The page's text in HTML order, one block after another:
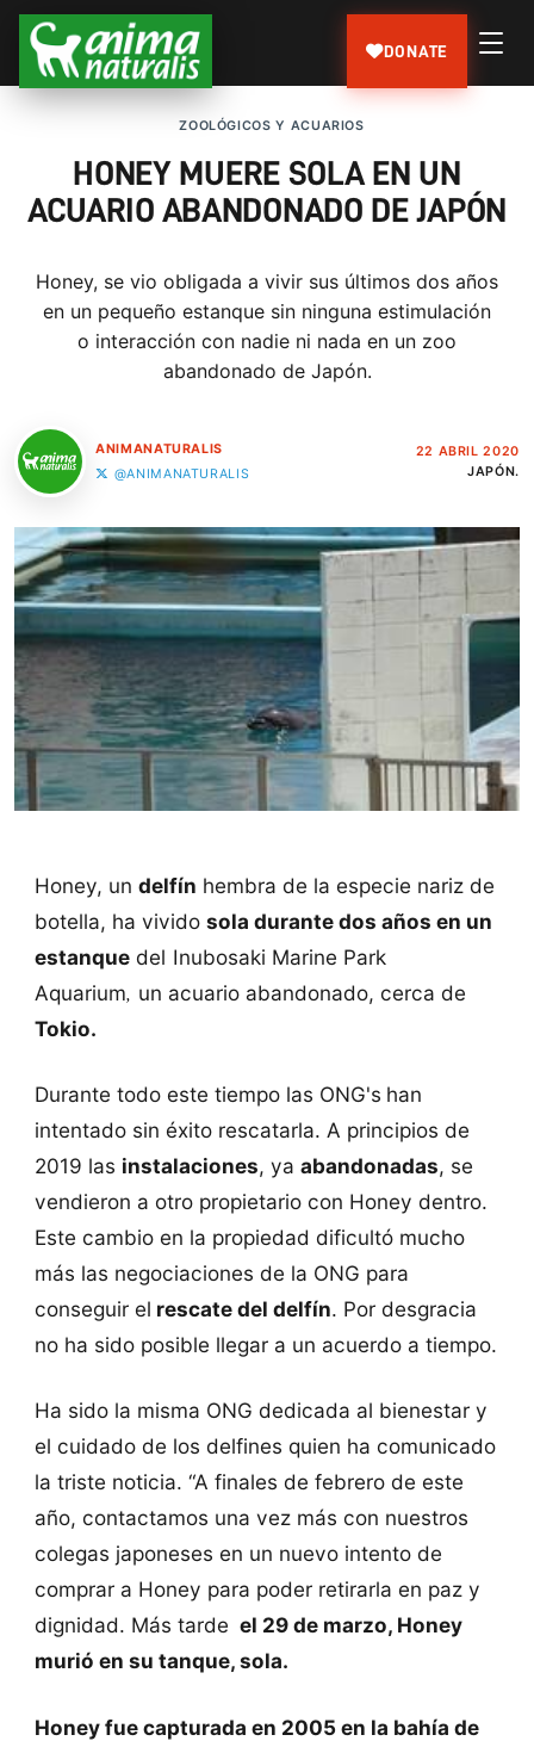
DONATE
ZOOLÓGICOS Y ACUARIOS
HONEY MUERE SOLA EN UN
ACUARIO ABANDONADO DE JAPÓN
Honey, se vio obligada a vivir sus últimos dos años
en un pequeño estanque sin ninguna estimulación
o interacción con nadie ni nada en un zoo
abandonado de Japón.
ANIMANATURALIS
@ANIMANATURALIS
22 ABRIL 2020
JAPÓN.
Honey, un delfín hembra de la especie nariz de
botella, ha vivido sola durante dos años en un
estanquedel Inubosaki Marine Park
Aquarium, un acuario abandonado, cerca de
Tokio.
Durante todo este tiempo las ONG's han
intentado sin éxito rescatarla. A principios de
2019 las instalaciones, ya abandonadas, se
vendieron a otro propietario con Honey dentro.
Este cambio en la propiedad dificultó mucho
más las negociaciones de la ONG para
conseguir el rescate del delfín. Por desgracia
no ha sido posible llegar a un acuerdo a tiempo.
Ha sido la misma ONG dedicada al bienestar y
el cuidado de los delfines quien ha comunicado
la triste noticia. “A finales de febrero de este
año, contactamos una vez más con nuestros
colegas japoneses en un nuevo intento de
comprar a Honey para poder retirarla en paz y
dignidad. Más tarde el 29 de marzo, Honey
murió en su tanque, sola.
Honey fue capturada en 2005 en la bahía de